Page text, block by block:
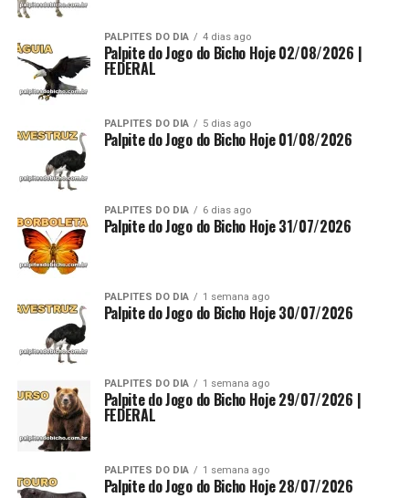
PALPITES DO DIA 4 dias ago
Palpite do Jogo do Bicho Hoje 02/08/2026 |
FEDERAL
PALPITES DO DIA 5 dias ago
Palpite do Jogo do Bicho Hoje 01/08/2026
PALPITES DO DIA 6 dias ago
Palpite do Jogo do Bicho Hoje 31/07/2026
PALPITES DO DIA 1 semana ago
Palpite do Jogo do Bicho Hoje 30/07/2026
PALPITES DO DIA 1 semana ago
Palpite do Jogo do Bicho Hoje 29/07/2026 |
FEDERAL
PALPITES DO DIA 1 semana ago
Palpite do Jogo do Bicho Hoje 28/07/2026